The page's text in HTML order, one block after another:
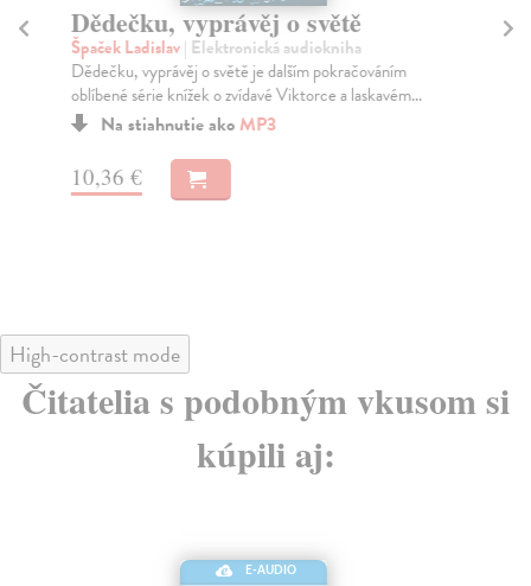
Dědečku, vyprávěj o světě
Špaček Ladislav| Elektronická audiokniha
Dědečku, vyprávěj o světě je dalším pokračováním
oblíbené série knížek o zvídavé Viktorce a laskavém...
Na stiahnutie akoMP3
10,36 €
High-contrast mode
Čitatelia s podobným vkusom si
kúpili aj:
E-AUDIO